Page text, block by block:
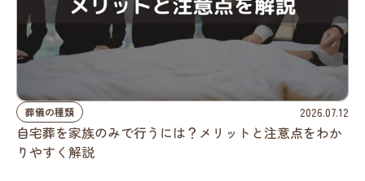
葬儀の種類 2026.07.12
自宅葬を家族のみで行うには？メリットと注意点をわか
りやすく解説